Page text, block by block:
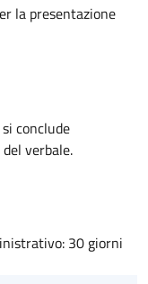
la presentazione
conclude
verbale.
30 giorni